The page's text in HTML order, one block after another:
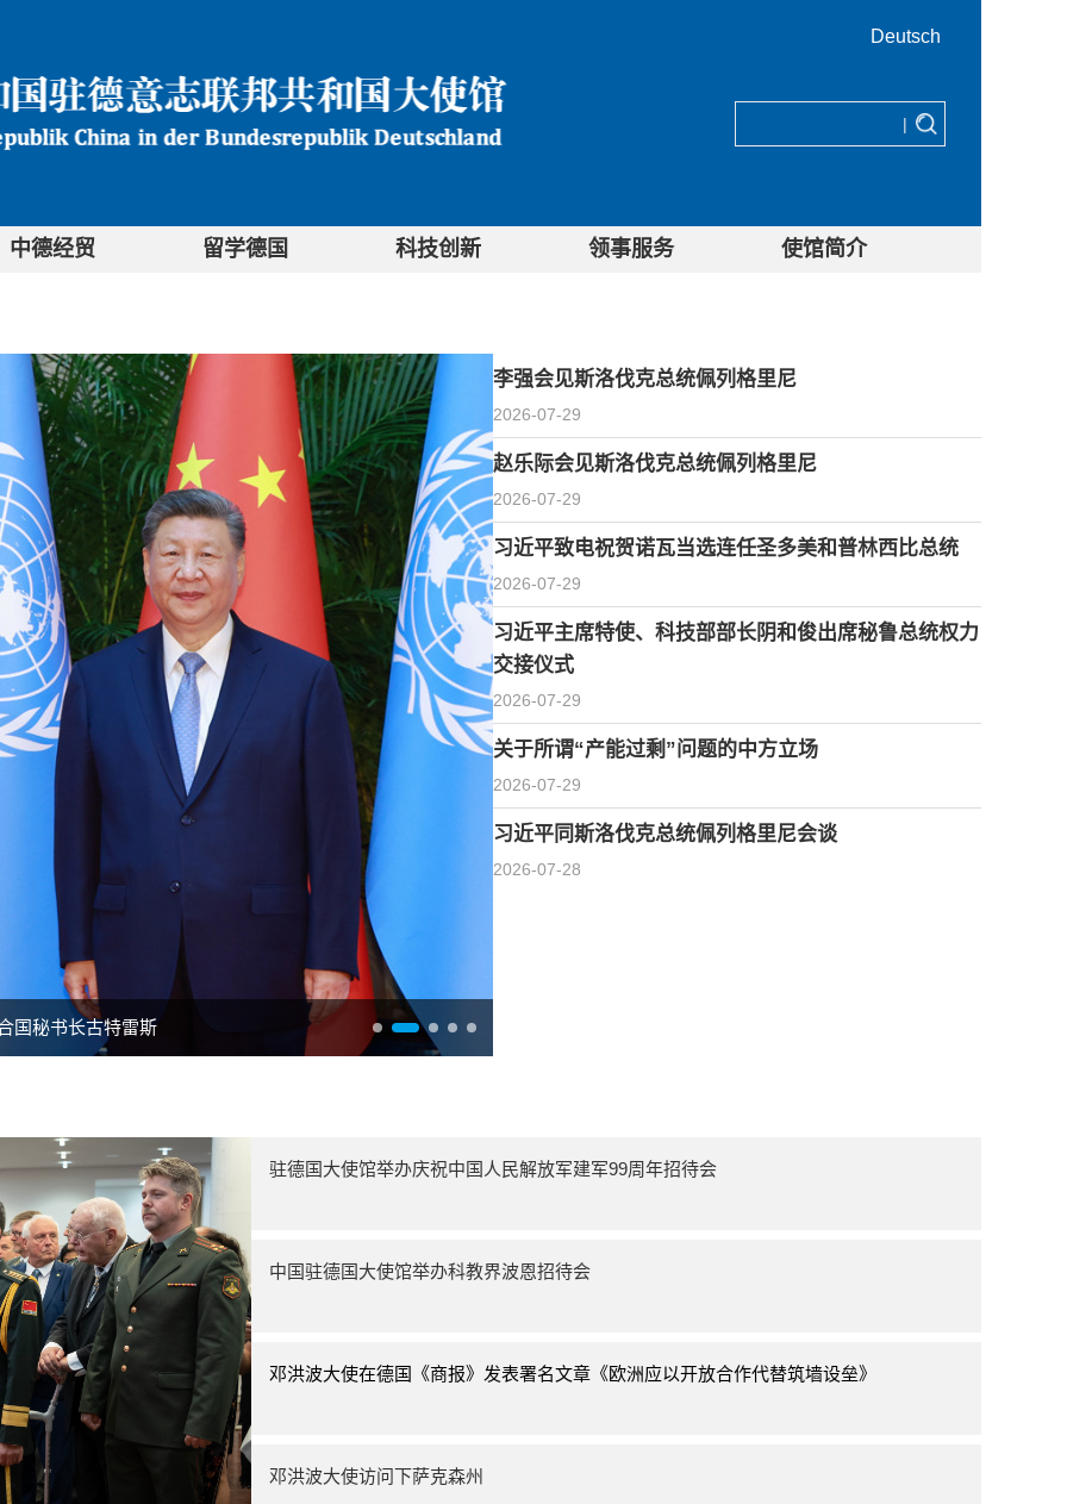
Deutsch
|
中德经贸 留学德国 科技创新 领事服务 使馆简介
国秘书长古特雷斯
李强会见斯洛伐克总统佩列格里尼
2026-07-29
赵乐际会见斯洛伐克总统佩列格里尼
2026-07-29
习近平致电祝贺诺瓦当选连任圣多美和普林西比总统
2026-07-29
习近平主席特使、科技部部长阴和俊出席秘鲁总统权力
交接仪式
2026-07-29
关于所谓“产能过剩”问题的中方立场
2026-07-29
习近平同斯洛伐克总统佩列格里尼会谈
2026-07-28
驻德国大使馆举办庆祝中国人民解放军建军99周年招待会
中国驻德国大使馆举办科教界波恩招待会
邓洪波大使在德国《商报》发表署名文章《欧洲应以开放合作代替筑墙设垒》
邓洪波大使访问下萨克森州